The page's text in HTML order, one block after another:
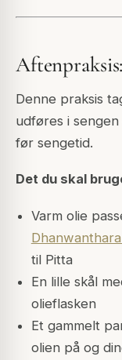
Denne praksis
udføres i
før sengetid.
Det du skal
Varm olie
til Pitta
En lille skål
olieflasken
Et gammelt
olien på og